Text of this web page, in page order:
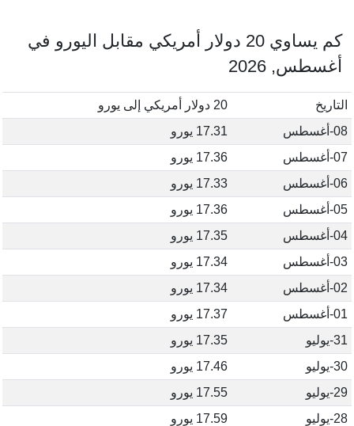
كم يساوي 20 دولار أمريكي مقابل اليورو في
أغسطس, 2026
التاريخ
20 دولار أمريكي إلى يورو
08-أغسطس
17.31 يورو
07-أغسطس
17.36 يورو
06-أغسطس
17.33 يورو
05-أغسطس
17.36 يورو
04-أغسطس
17.35 يورو
03-أغسطس
17.34 يورو
02-أغسطس
17.34 يورو
01-أغسطس
17.37 يورو
31-يوليو
17.35 يورو
30-يوليو
17.46 يورو
29-يوليو
17.55 يورو
28-يوليو
17.59 يورو